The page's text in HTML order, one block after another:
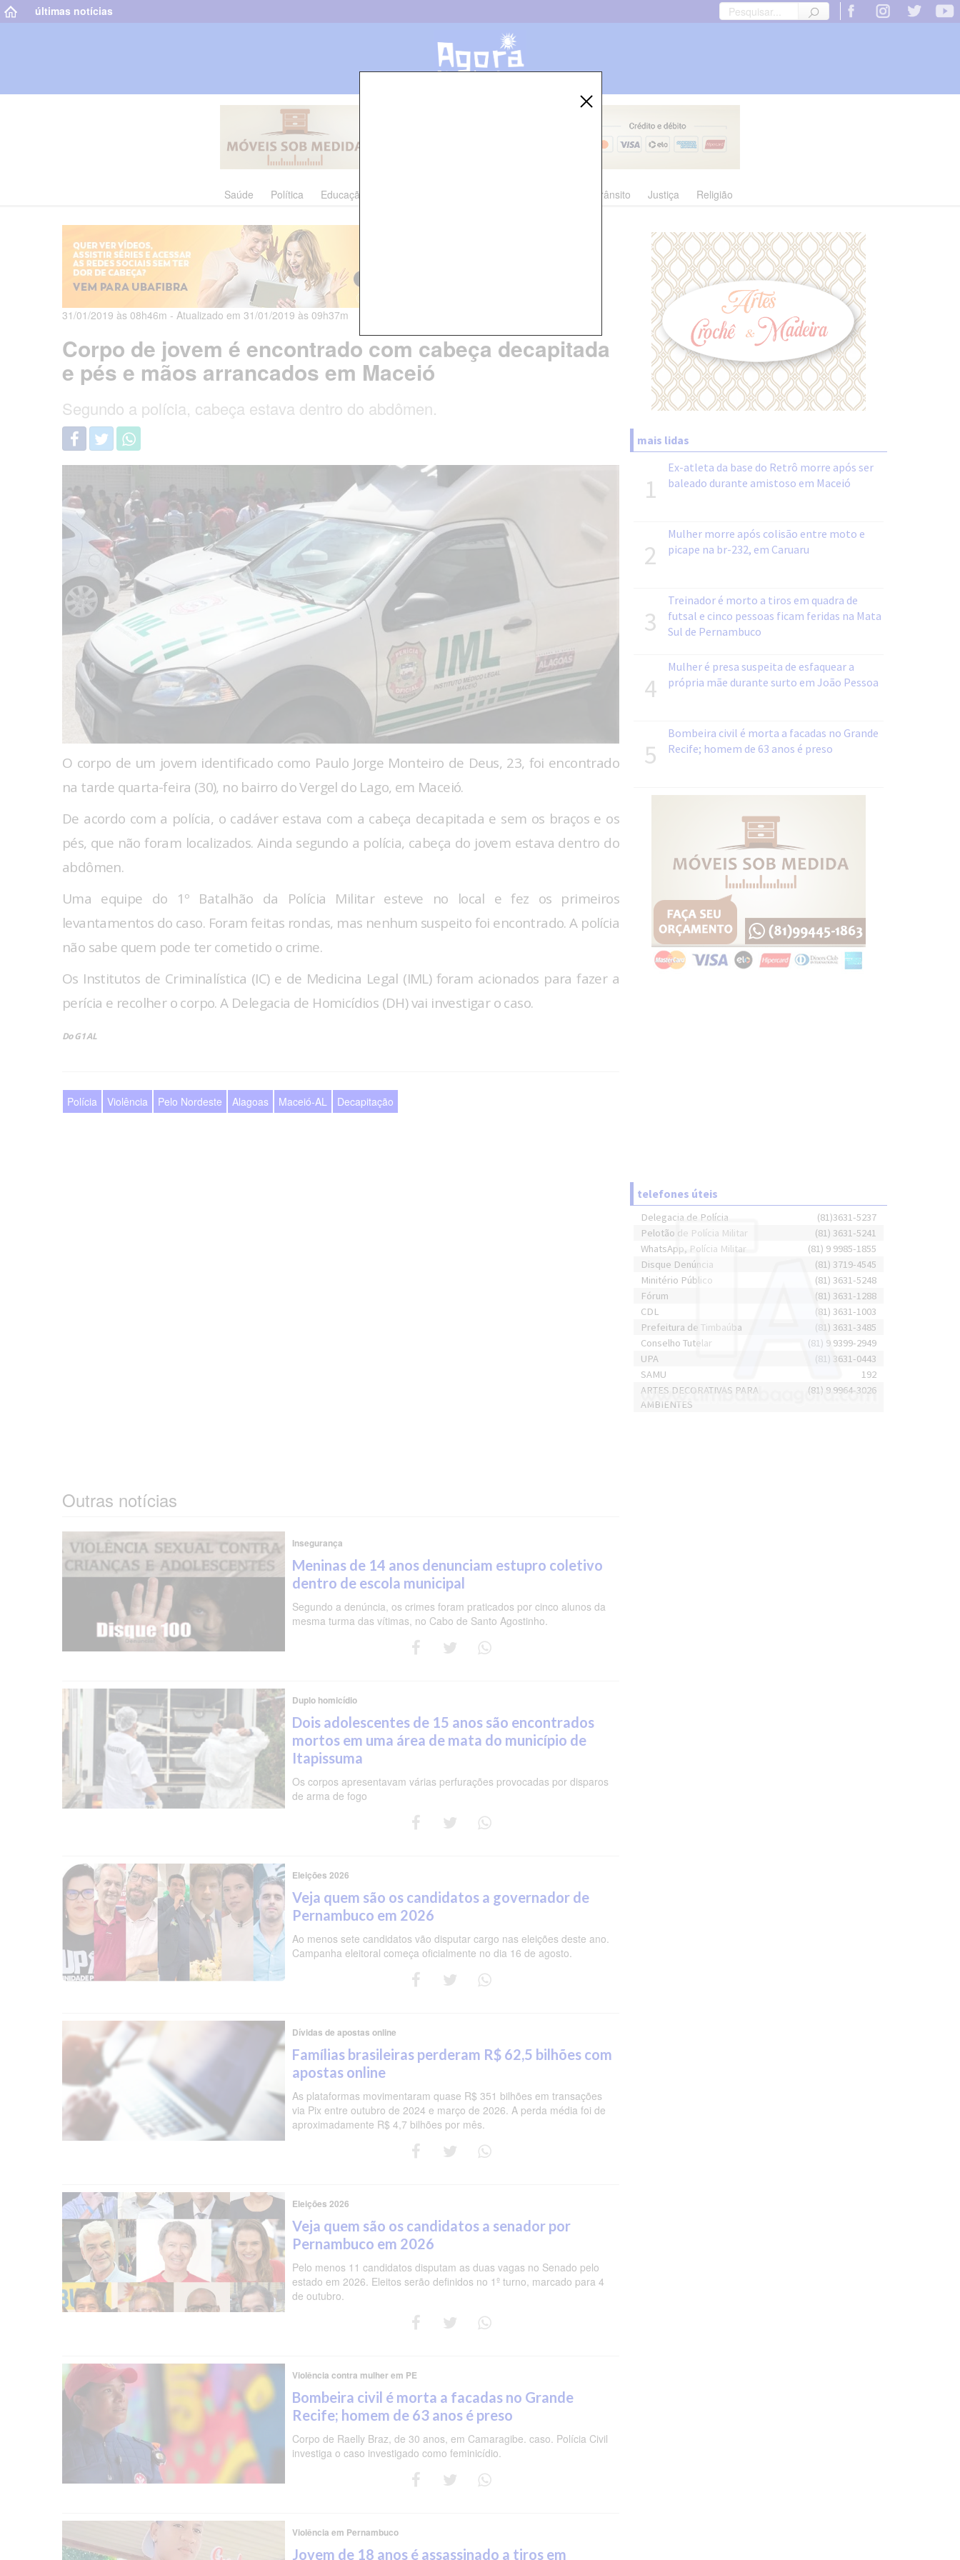
últimas notícias
Saúde Política Educação Trânsito Justiça Religião
31/01/2019 às 08h46m - Atualizado em 31/01/2019 às 09h37m
Corpo de jovem é encontrado com cabeça decapitada
e pés e mãos arrancados em Maceió
Segundo a polícia, cabeça estava dentro do abdômen.
O corpo de um jovem identificado como Paulo Jorge Monteiro de Deus, 23, foi encontrado
na tarde quarta-feira (30), no bairro do Vergel do Lago, em Maceió.
De acordo com a polícia, o cadáver estava com a cabeça decapitada e sem os braços e os
pés, que não foram localizados. Ainda segundo a polícia, cabeça do jovem estava dentro do
abdômen.
Uma equipe do 1º Batalhão da Polícia Militar esteve no local e fez os primeiros
levantamentos do caso. Foram feitas rondas, mas nenhum suspeito foi encontrado. A polícia
não sabe quem pode ter cometido o crime.
Os Institutos de Criminalística (IC) e de Medicina Legal (IML) foram acionados para fazer a
perícia e recolher o corpo. A Delegacia de Homicídios (DH) vai investigar o caso.
Do G1 AL
Polícia Violência Pelo Nordeste Alagoas Maceió-AL Decapitação
Outras notícias
Insegurança
Meninas de 14 anos denunciam estupro coletivo
dentro de escola municipal
Segundo a denúncia, os crimes foram praticados por cinco alunos da
mesma turma das vítimas, no Cabo de Santo Agostinho.
Duplo homicídio
Dois adolescentes de 15 anos são encontrados
mortos em uma área de mata do município de
Itapissuma
Os corpos apresentavam várias perfurações provocadas por disparos
de arma de fogo
Eleições 2026
Veja quem são os candidatos a governador de
Pernambuco em 2026
Ao menos sete candidatos vão disputar cargo nas eleições deste ano.
Campanha eleitoral começa oficialmente no dia 16 de agosto.
Dívidas de apostas online
Famílias brasileiras perderam R$ 62,5 bilhões com
apostas online
As plataformas movimentaram quase R$ 351 bilhões em transações
via Pix entre outubro de 2024 e março de 2026. A perda média foi de
aproximadamente R$ 4,7 bilhões por mês.
Eleições 2026
Veja quem são os candidatos a senador por
Pernambuco em 2026
Pelo menos 11 candidatos disputam as duas vagas no Senado pelo
estado em 2026. Eleitos serão definidos no 1º turno, marcado para 4
de outubro.
Violência contra mulher em PE
Bombeira civil é morta a facadas no Grande
Recife; homem de 63 anos é preso
Corpo de Raelly Braz, de 30 anos, em Camaragibe. caso. Polícia Civil
investiga o caso investigado como feminicídio.
Violência em Pernambuco
Jovem de 18 anos é assassinado a tiros em
mais lidas
1
Ex-atleta da base do Retrô morre após ser
baleado durante amistoso em Maceió
2
Mulher morre após colisão entre moto e
picape na br-232, em Caruaru
3
Treinador é morto a tiros em quadra de
futsal e cinco pessoas ficam feridas na Mata
Sul de Pernambuco
4
Mulher é presa suspeita de esfaquear a
própria mãe durante surto em João Pessoa
5
Bombeira civil é morta a facadas no Grande
Recife; homem de 63 anos é preso
telefones úteis
Delegacia de Polícia
(81)3631-5237
Pelotão de Polícia Militar
(81) 3631-5241
WhatsApp, Polícia Militar
(81) 9 9985-1855
Disque Denúncia
(81) 3719-4545
Minitério Público
(81) 3631-5248
Fórum
(81) 3631-1288
CDL
(81) 3631-1003
Prefeitura de Timbaúba
(81) 3631-3485
Conselho Tutelar
(81) 9 9399-2949
UPA
(81) 3631-0443
SAMU
192
ARTES DECORATIVAS PARA
AMBIENTES
(81) 9 9964-3026